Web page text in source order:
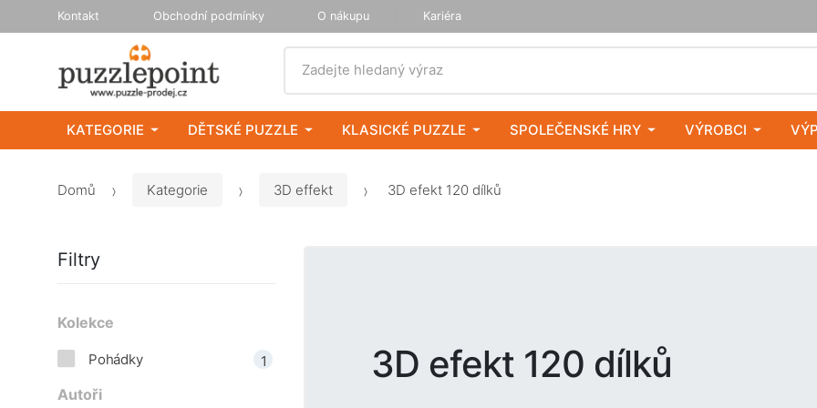
Kontakt Obchodní podmínky O nákupu Kariéra
Zadejte hledaný výraz
KATEGORIE DĚTSKÉ PUZZLE KLASICKÉ PUZZLE SPOLEČENSKÉ HRY VÝROBCI
Domů Kategorie 3D effekt 3D efekt 120 dílků
3D efekt 120 dílků
Filtry
Kolekce
Pohádky
1
Autoři